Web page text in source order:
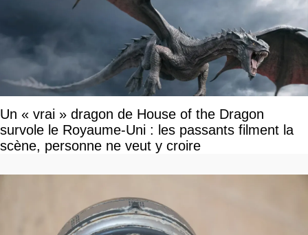
Un « vrai » dragon de House of the Dragon
survole le Royaume-Uni : les passants filment la
scène, personne ne veut y croire